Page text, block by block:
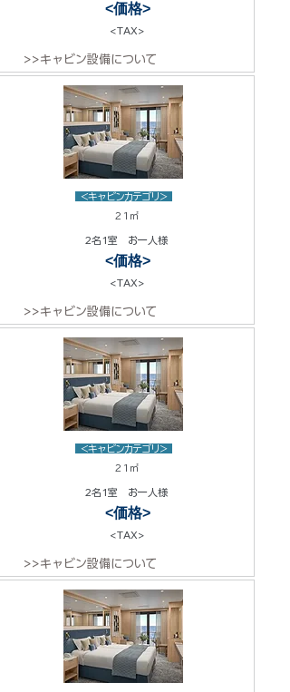
<価格>
<TAX>
>>キャビン設備について
<キャビンカテゴリ>
21㎡
2名1室 お一人様
<価格>
<TAX>
>>キャビン設備について
<キャビンカテゴリ>
21㎡
2名1室 お一人様
<価格>
<TAX>
>>キャビン設備について